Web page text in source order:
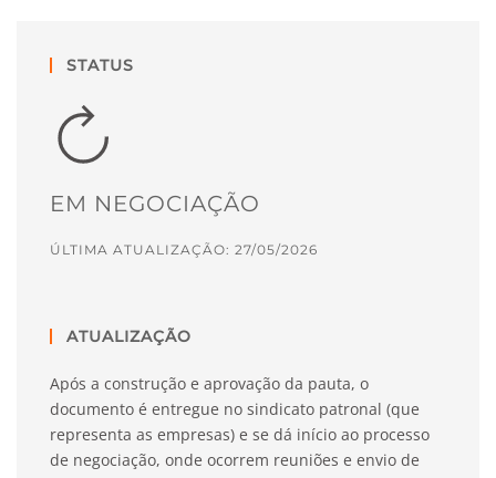
STATUS
EM NEGOCIAÇÃO
ÚLTIMA ATUALIZAÇÃO: 27/05/2026
ATUALIZAÇÃO
Após a construção e aprovação da pauta, o
documento é entregue no sindicato patronal (que
representa as empresas) e se dá início ao processo
de negociação, onde ocorrem reuniões e envio de